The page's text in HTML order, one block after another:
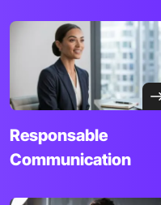
Responsable
Communication